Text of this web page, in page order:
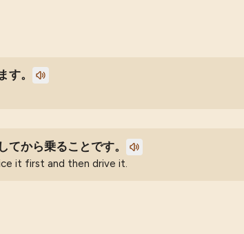
す。
てから乗ることです。
it first and then drive it.